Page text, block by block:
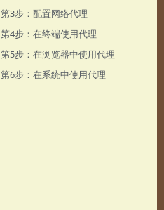
第3步：配置网络代理
第4步：在终端使用代理
第5步：在浏览器中使用代理
第6步：在系统中使用代理